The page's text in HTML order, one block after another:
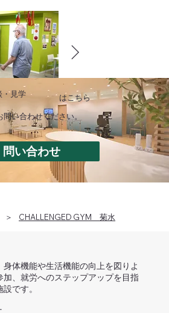
・見学
はこちら
問い合わせください。
問い合わせ
​CHALLENGED GYM 菊水
​＞
体機能や生活機能の向上を図り よ
加、就労へのステップアップを​目指
です。